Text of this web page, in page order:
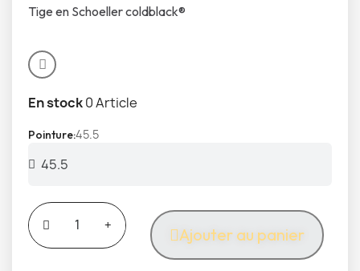
Tige en Schoeller coldblack®
En stock0 Article
Pointure45.5
Ajouter au panier